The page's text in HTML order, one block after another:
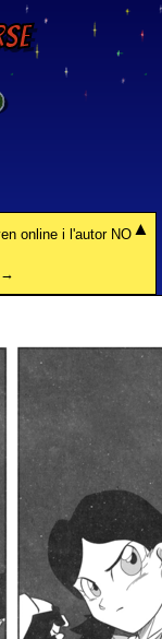
online i l'autor NO
→